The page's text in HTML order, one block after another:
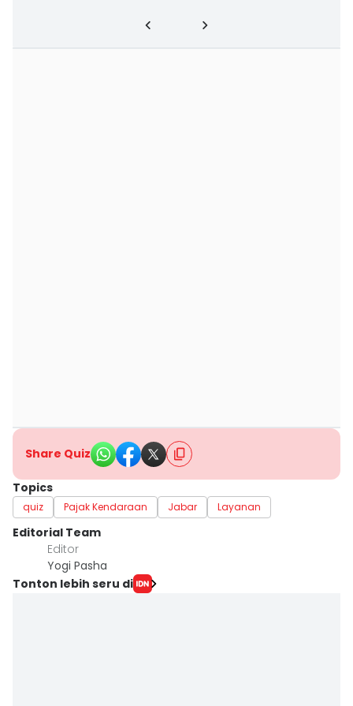
Share Quiz
Topics
quiz Pajak Kendaraan Jabar Layanan
Editorial Team
Editor
Yogi Pasha
Tonton lebih seru di